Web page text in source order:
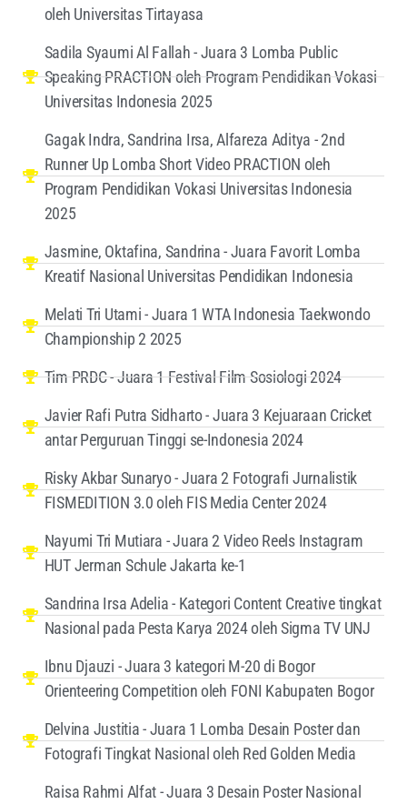
oleh Universitas Tirtayasa
Sadila Syaumi Al Fallah - Juara 3 Lomba Public
Speaking PRACTION oleh Program Pendidikan Vokasi
Universitas Indonesia 2025
Gagak Indra, Sandrina Irsa, Alfareza Aditya - 2nd
Runner Up Lomba Short Video PRACTION oleh
Program Pendidikan Vokasi Universitas Indonesia
2025
Jasmine, Oktafina, Sandrina - Juara Favorit Lomba
Kreatif Nasional Universitas Pendidikan Indonesia
Melati Tri Utami - Juara 1 WTA Indonesia Taekwondo
Championship 2 2025
Tim PRDC - Juara 1 Festival Film Sosiologi 2024
Javier Rafi Putra Sidharto - Juara 3 Kejuaraan Cricket
antar Perguruan Tinggi se-Indonesia 2024
Risky Akbar Sunaryo - Juara 2 Fotografi Jurnalistik
FISMEDITION 3.0 oleh FIS Media Center 2024
Nayumi Tri Mutiara - Juara 2 Video Reels Instagram
HUT Jerman Schule Jakarta ke-1
Sandrina Irsa Adelia - Kategori Content Creative tingkat
Nasional pada Pesta Karya 2024 oleh Sigma TV UNJ
Ibnu Djauzi - Juara 3 kategori M-20 di Bogor
Orienteering Competition oleh FONI Kabupaten Bogor
Delvina Justitia - Juara 1 Lomba Desain Poster dan
Fotografi Tingkat Nasional oleh Red Golden Media
Raisa Rahmi Alfat - Juara 3 Desain Poster Nasional